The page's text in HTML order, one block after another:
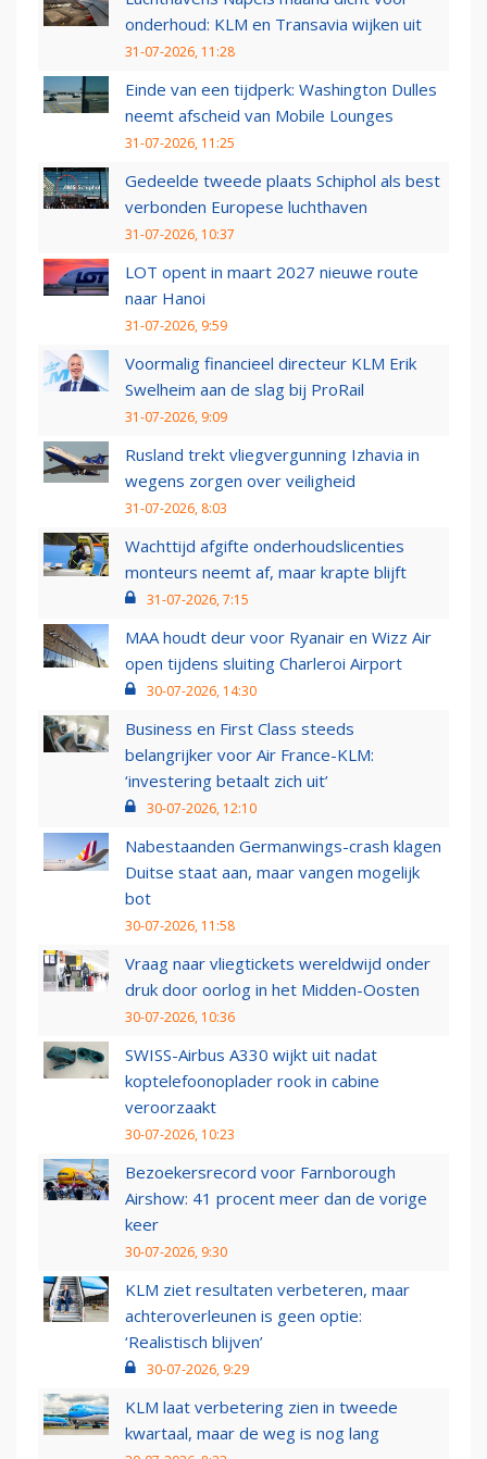
onderhoud: KLM en Transavia wijken uit
31-07-2026, 11:28
Einde van een tijdperk: Washington Dulles
neemt afscheid van Mobile Lounges
31-07-2026, 11:25
Gedeelde tweede plaats Schiphol als best
verbonden Europese luchthaven
31-07-2026, 10:37
LOT opent in maart 2027 nieuwe route
naar Hanoi
31-07-2026, 9:59
Voormalig financieel directeur KLM Erik
Swelheim aan de slag bij ProRail
31-07-2026, 9:09
Rusland trekt vliegvergunning Izhavia in
wegens zorgen over veiligheid
31-07-2026, 8:03
Wachttijd afgifte onderhoudslicenties
monteurs neemt af, maar krapte blijft
31-07-2026, 7:15
MAA houdt deur voor Ryanair en Wizz Air
open tijdens sluiting Charleroi Airport
30-07-2026, 14:30
Business en First Class steeds
belangrijker voor Air France-KLM:
‘investering betaalt zich uit’
30-07-2026, 12:10
Nabestaanden Germanwings-crash klagen
Duitse staat aan, maar vangen mogelijk
bot
30-07-2026, 11:58
Vraag naar vliegtickets wereldwijd onder
druk door oorlog in het Midden-Oosten
30-07-2026, 10:36
SWISS-Airbus A330 wijkt uit nadat
koptelefoonoplader rook in cabine
veroorzaakt
30-07-2026, 10:23
Bezoekersrecord voor Farnborough
Airshow: 41 procent meer dan de vorige
keer
30-07-2026, 9:30
KLM ziet resultaten verbeteren, maar
achteroverleunen is geen optie:
‘Realistisch blijven’
30-07-2026, 9:29
KLM laat verbetering zien in tweede
kwartaal, maar de weg is nog lang